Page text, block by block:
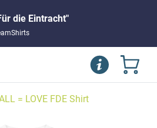
die Eintracht"
= LOVE FDE Shirt